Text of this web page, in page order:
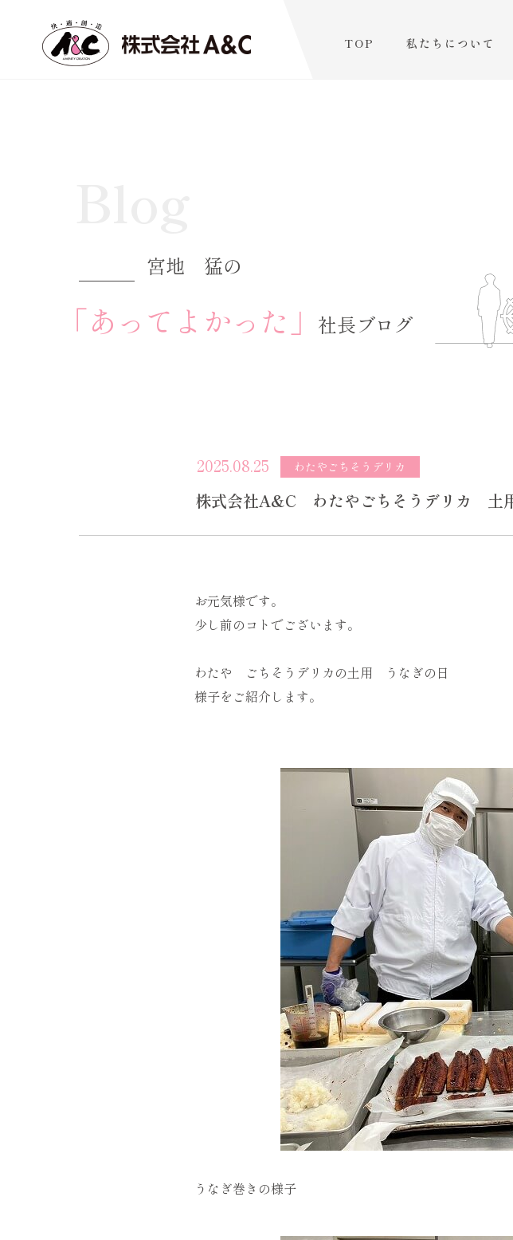
TOP 私たちについて
宮地 猛の
「あってよかった」 社長ブログ
2025.08.25 わたやごちそうデリカ
株式会社A&C わたやごちそうデリカ 土
お元気様です。
少し前のコトでございます。
わたや ごちそうデリカの土用 うなぎの日
様子をご紹介します。
うなぎ巻きの様子